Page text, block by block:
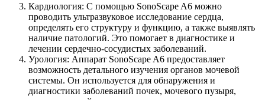
Кардиология: С помощью SonoScape A6 можно
проводить ультразвуковое исследование сердца,
определять его структуру и функцию, а также выявлять
наличие патологий. Это помогает в диагностике и
лечении сердечно-сосудистых заболеваний.
Урология: Аппарат SonoScape A6 предоставляет
возможность детального изучения органов мочевой
системы. Он используется для обнаружения и
диагностики заболеваний почек, мочевого пузыря,